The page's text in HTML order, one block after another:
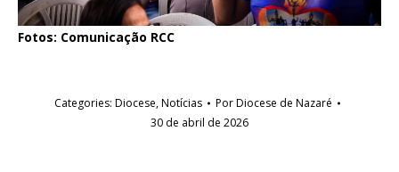
Fotos: Comunicação RCC
Categories: Diocese,Notícias PorDiocese de Nazaré
30 de abril de 2026